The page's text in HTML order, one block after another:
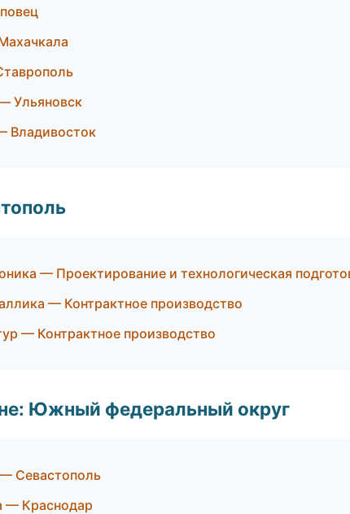
Ульяновск
Владивосток
— Проектирование и технологическая
— Контрактное производство
— Контрактное производство
Южный федеральный округ
Севастополь
— Краснодар